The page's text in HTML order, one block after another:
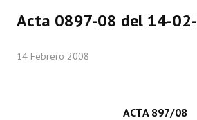
Acta 0897-08 del 14-
14 Febrero 2008
ACTA 897/08